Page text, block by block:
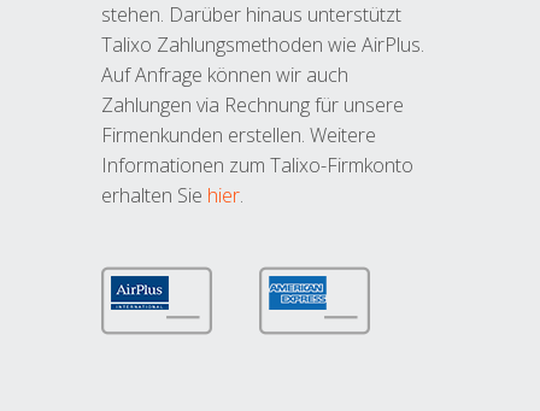
stehen. Darüber hinaus unterstützt
Talixo Zahlungsmethoden wie AirPlus.
Auf Anfrage können wir auch
Zahlungen via Rechnung für unsere
Firmenkunden erstellen. Weitere
Informationen zum Talixo-Firmkonto
erhalten Sie hier.